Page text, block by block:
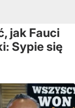
jak Fauci
Sypie się